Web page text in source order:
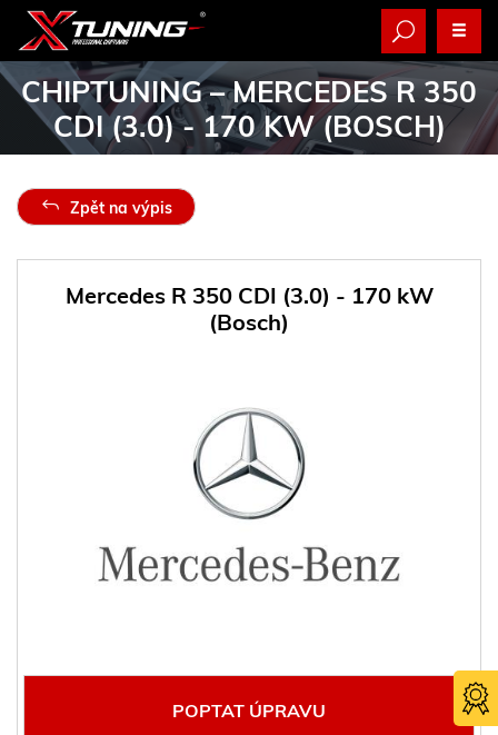
CHIPTUNING– MERCEDES R 350
CDI (3.0) - 170 KW (BOSCH)
Zpět na výpis
Mercedes R 350 CDI (3.0) - 170 kW
(Bosch)
POPTAT ÚPRAVU